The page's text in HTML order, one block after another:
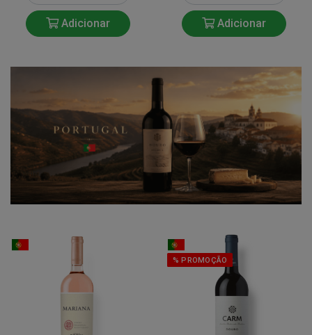
Adicionar Adicionar
% PROMOÇÃO